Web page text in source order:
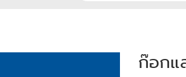
ก๊อกแ